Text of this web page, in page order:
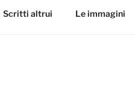
Scritti altrui Le immagini